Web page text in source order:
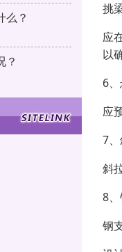
么？
？
挑
应
以
6
应
7
斜
8
钢